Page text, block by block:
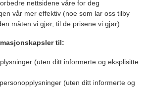
nettsidene våre for deg
vår mer effektiv (noe som lar oss tilby
måten vi gjør, til de prisene vi gjør)
til:
(uten ditt informerte og eksplisitte
(uten ditt informerte og